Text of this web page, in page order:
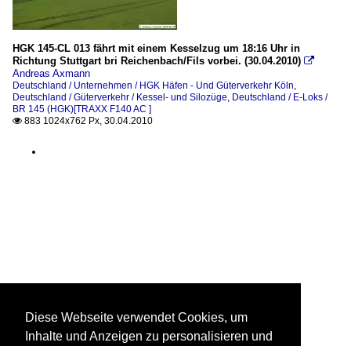
HGK 145-CL 013 fährt mit einem Kesselzug um 18:16 Uhr in
Richtung Stuttgart bri Reichenbach/Fils vorbei. (30.04.2010) 
Andreas Axmann
Deutschland / Unternehmen / HGK Häfen - Und Güterverkehr Köln,
Deutschland / Güterverkehr / Kessel- und Silozüge, Deutschland / E-Loks /
BR 145 (HGK)[TRAXX F140 AC ]
 883 1024x762 Px, 30.04.2010
Diese Webseite verwendet Cookies, um
Inhalte und Anzeigen zu personalisieren und